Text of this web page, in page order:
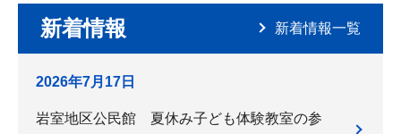
新着情報 新着情報一覧
2026年7月17日
岩室地区公民館 夏休み子ども体験教室の参